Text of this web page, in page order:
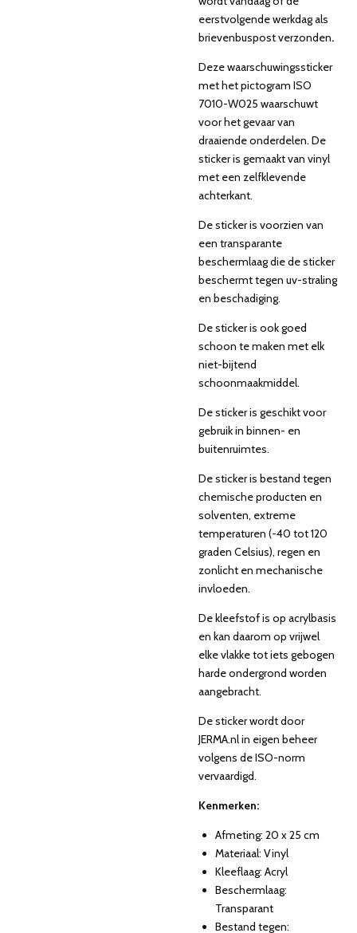
eerstvolgende werkdag als
brievenbuspost verzonden.
Deze waarschuwingssticker
met het pictogram ISO
7010-W025 waarschuwt
voor het gevaar van
draaiende onderdelen. De
sticker is gemaakt van vinyl
met een zelfklevende
achterkant.
De sticker is voorzien van
een transparante
beschermlaag die de sticker
beschermt tegen uv-straling
en beschadiging.
De sticker is ook goed
schoon te maken met elk
niet-bijtend
schoonmaakmiddel.
De sticker is geschikt voor
gebruik in binnen- en
buitenruimtes.
De sticker is bestand tegen
chemische producten en
solventen, extreme
temperaturen (-40 tot 120
graden Celsius), regen en
zonlicht en mechanische
invloeden.
De kleefstof is op acrylbasis
en kan daarom op vrijwel
elke vlakke tot iets gebogen
harde ondergrond worden
aangebracht.
De sticker wordt door
JERMA.nl in eigen beheer
volgens de ISO-norm
vervaardigd.
Kenmerken:
Afmeting: 20 x 25 cm
Materiaal: Vinyl
Kleeflaag: Acryl
Beschermlaag:
Transparant
Bestand tegen: